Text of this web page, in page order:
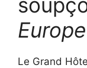
Europe
Le Grand